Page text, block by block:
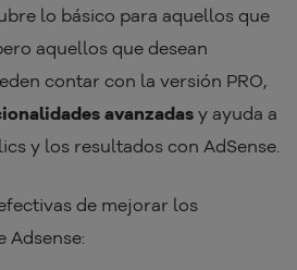
lo básico para aquellos que
aquellos que desean
contar con la versión PRO,
avanzadas y ayuda a
y los resultados con AdSense.
de mejorar los
Adsense: